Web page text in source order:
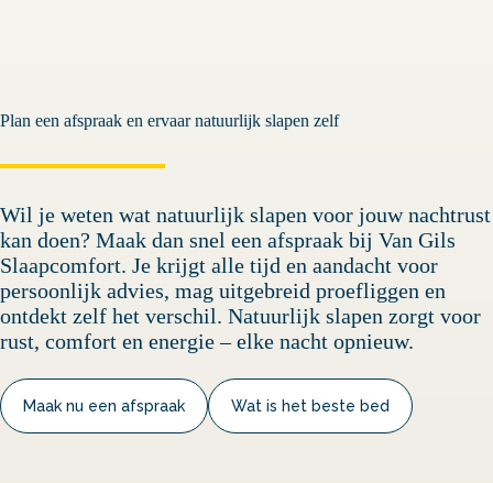
Plan een afspraak en ervaar natuurlijk slapen zelf
Wil je weten wat natuurlijk slapen voor jouw nachtrust
kan doen? Maak dan snel een afspraak bij Van Gils
Slaapcomfort. Je krijgt alle tijd en aandacht voor
persoonlijk advies, mag uitgebreid proefliggen en
ontdekt zelf het verschil. Natuurlijk slapen zorgt voor
rust, comfort en energie – elke nacht opnieuw.
Maak nu een afspraak Wat is het beste bed